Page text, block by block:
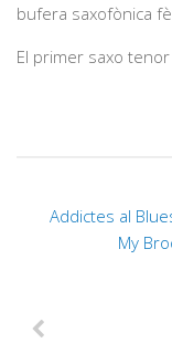
bufera saxofònica
El primer saxo
Addictes al
My